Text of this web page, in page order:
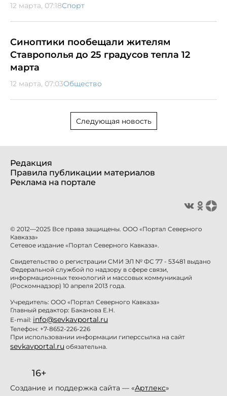
12 марта, 07:18Спорт
Синоптики пообещали жителям
Ставрополья до 25 градусов тепла 12
марта
12 марта, 07:03Общество
Следующая новость
Редакция
Правила публикации материалов
Реклама на портале
© 2012—2025 Все права защищены. ООО «Портал Северного
Кавказа»
Сетевое издание «Портал Северного Кавказа».
Свидетельство о регистрации СМИ ЭЛ № ФС 77 - 53481 выдано
Федеральной службой по надзору в сфере связи,
информационных технологий и массовых коммуникаций
(Роскомнадзор) 10 апреля 2013 года.
Учредитель: ООО «Портал Северного Кавказа»
Главный редактор: Баканова Е.Н.
E-mail: info@sevkavportal.ru
Телефон: +7-8652-226-226
При использовании информации гиперссылка на сайт
sevkavportal.ru обязательна.
16+
Создание и поддержка сайта — «Артлекс»